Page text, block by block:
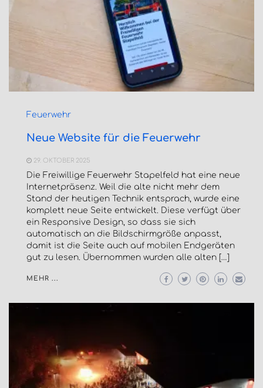
Feuerwehr
Neue Website für die Feuerwehr
29. OKTOBER 2025
Die Freiwillige Feuerwehr Stapelfeld hat eine neue
Internetpräsenz. Weil die alte nicht mehr dem
Stand der heutigen Technik entsprach, wurde eine
komplett neue Seite entwickelt. Diese verfügt über
ein Responsive Design, so dass sie sich
automatisch an die Bildschirmgröße anpasst,
damit ist die Seite auch auf mobilen Endgeräten
gut zu lesen. Übernommen wurden alle alten […]
MEHR ...